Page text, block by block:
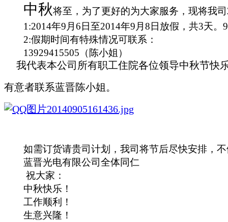
中秋将至，为了更好的为大家服务，现将我司
1:2014年9 月 6 日至2014年9 月 8 日放假，共3天。
2:假期时间有特殊情况可联系：
13929415505（陈小姐）
我代表本公司所有职工住院各位领导中秋节快
有意者联系蓝晋陈小姐。
如需订货请贵司计划，我司将节后尽快安排，
蓝晋光电有限公司全体同仁
祝大家：
中秋快乐！
工作顺利！
生意兴隆！